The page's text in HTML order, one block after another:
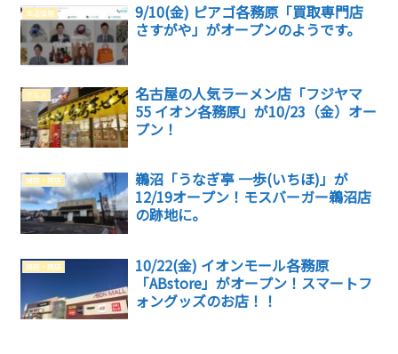
生活情報
9/10(金) ピアゴ各務原「買取専門店
さすがや」がオープンのようです。
グルメ
名古屋の人気ラーメン店「フジヤマ
55 イオン各務原」が10/23（金）オー
プン！
開店・閉店
鵜沼「うなぎ亭 一歩(いちほ)」が
12/19オープン！モスバーガー鵜沼店
の跡地に。
開店・閉店
10/22(金) イオンモール各務原
「ABstore」がオープン！スマートフ
ォングッズのお店！！